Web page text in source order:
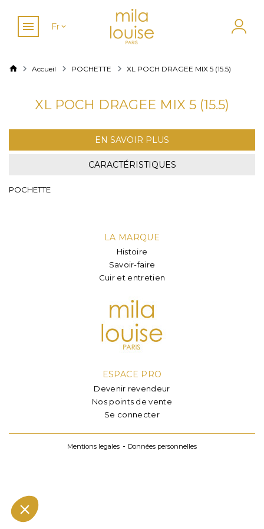
Fr
Accueil POCHETTE XL POCH DRAGEE MIX 5 (15.5)
XL POCH DRAGEE MIX 5 (15.5)
EN SAVOIR PLUS
CARACTÉRISTIQUES
POCHETTE
LA MARQUE
Histoire
Savoir-faire
Cuir et entretien
ESPACE PRO
Devenir revendeur
Nos points de vente
Se connecter
Mentions legales Données personnelles